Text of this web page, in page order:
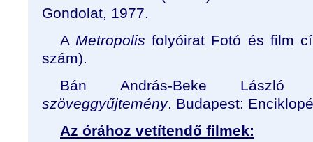
Gondolat, 1977.
A Metropolis folyóirat Fotó és film
szám).
Bán András-Beke
szöveggyűjtemény. Budapest:
Az órához vetítendő filmek: